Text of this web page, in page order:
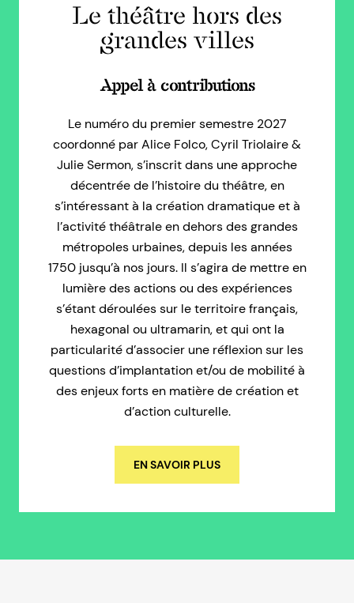
Le théâtre hors des
grandes villes
Appel à contributions
Le numéro du premier semestre 2027
coordonné par Alice Folco, Cyril Triolaire &
Julie Sermon, s’inscrit dans une approche
décentrée de l’histoire du théâtre, en
s’intéressant à la création dramatique et à
l’activité théâtrale en dehors des grandes
métropoles urbaines, depuis les années
1750 jusqu’à nos jours. Il s’agira de mettre en
lumière des actions ou des expériences
s’étant déroulées sur le territoire français,
hexagonal ou ultramarin, et qui ont la
particularité d’associer une réflexion sur les
questions d’implantation et/ou de mobilité à
des enjeux forts en matière de création et
d’action culturelle.
EN SAVOIR PLUS